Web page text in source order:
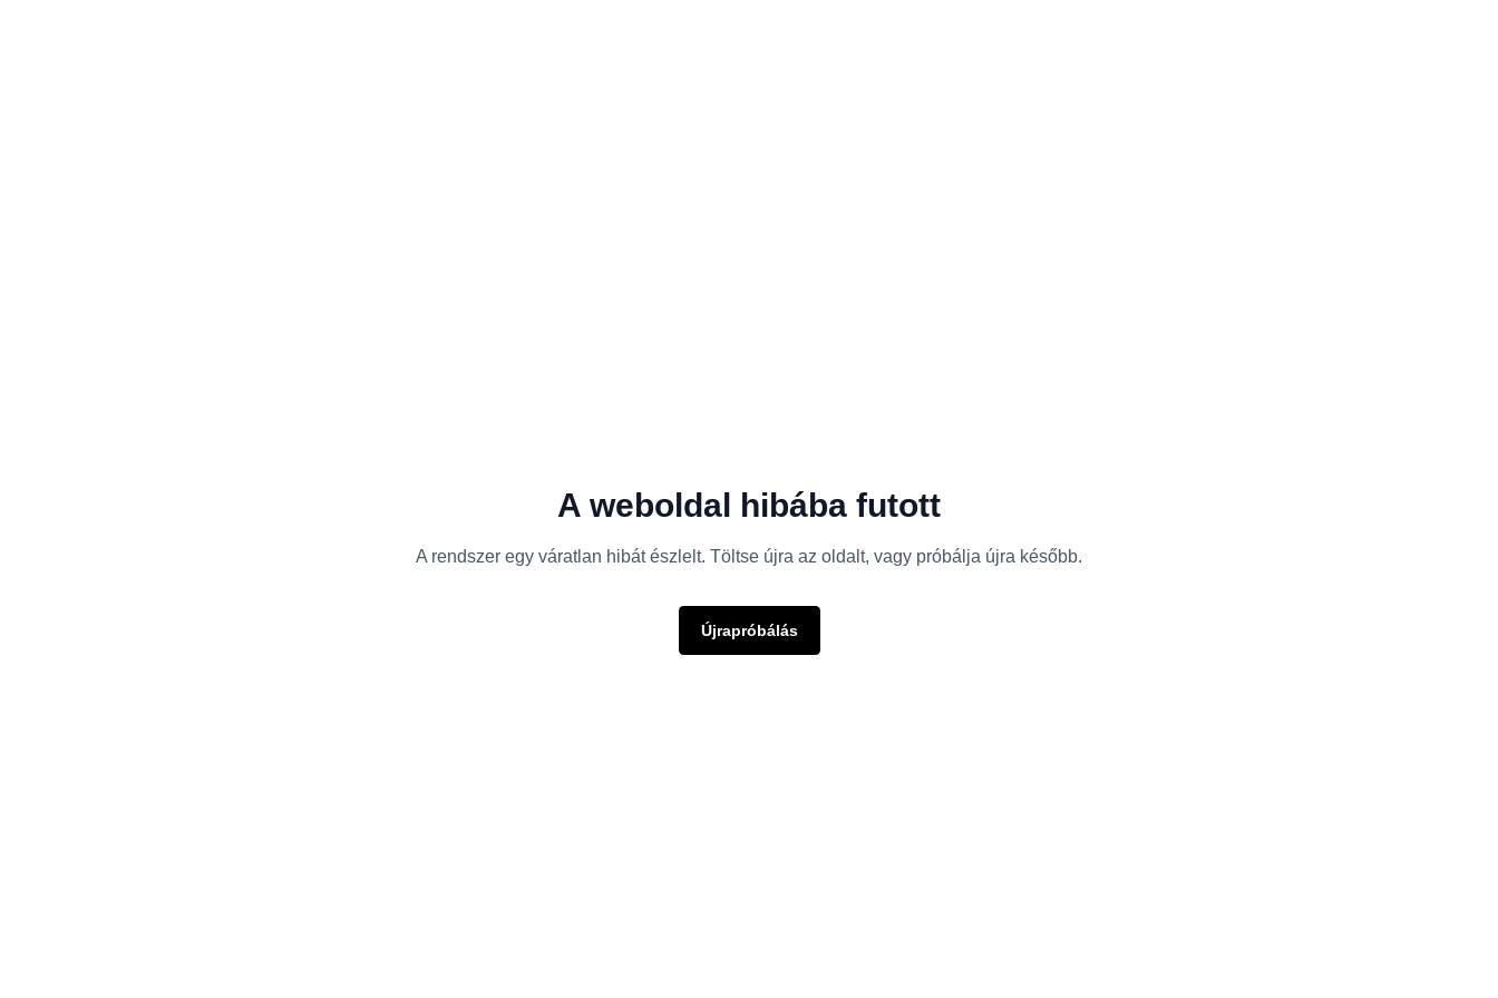
A weboldal hibába futott
A rendszer egy váratlan hibát észlelt. Töltse újra az oldalt, vagy próbálja újra később.
Újrapróbálás